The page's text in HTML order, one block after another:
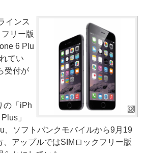
インス
リー版
6 Plu
てい
受付が
の「iPh
」
、ソフトバンクモバイルから9月19
、アップルではSIMロックフリー版